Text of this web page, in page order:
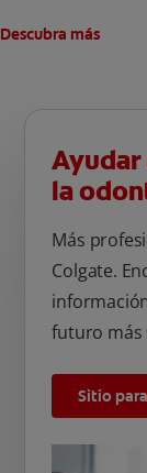
Descubra más
la
Más
Colgate.
futuro más
Sitio